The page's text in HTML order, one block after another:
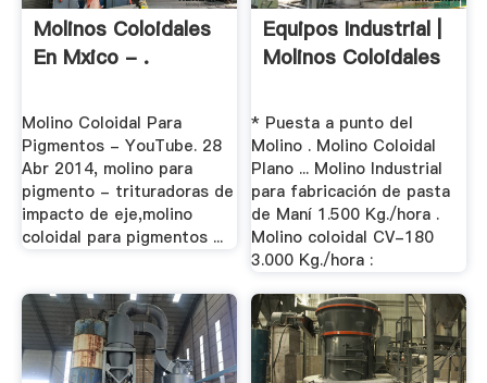
Molinos Coloidales
En Mxico - .
Molino Coloidal Para
Pigmentos - YouTube. 28
Abr 2014, molino para
pigmento - trituradoras de
impacto de eje,molino
coloidal para pigmentos ...
Equipos Industrial |
Molinos Coloidales
* Puesta a punto del
Molino . Molino Coloidal
Plano ... Molino Industrial
para fabricación de pasta
de Maní 1.500 Kg./hora .
Molino coloidal CV-180
3.000 Kg./hora :